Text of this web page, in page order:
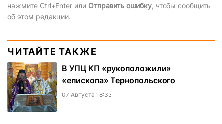
нажмите Ctrl+Enter или Отправить ошибку, чтобы сообщить
об этом редакции.
ЧИТАЙТЕ ТАКЖЕ
В УПЦ КП «рукоположили»
«епископа» Тернопольского
07 Августа 18:33